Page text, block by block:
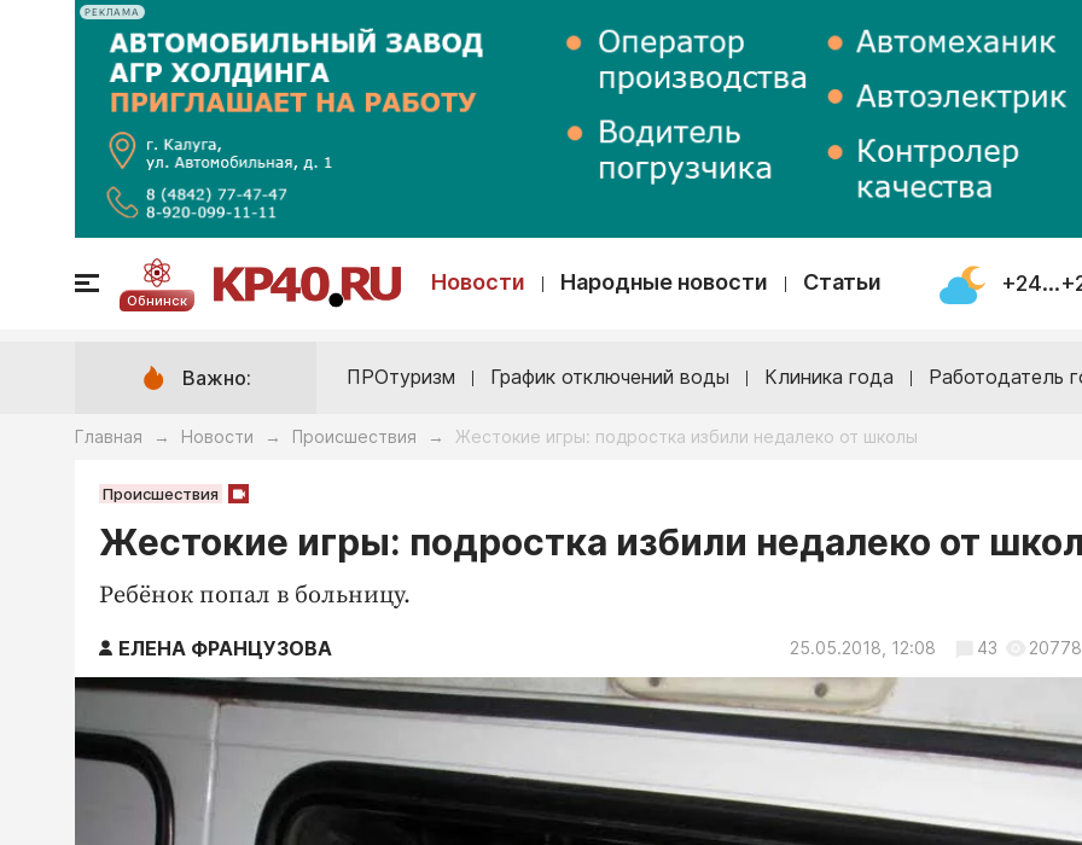
РЕКЛАМА
Обнинск
Новости Народные новости Статьи
Важно: ПРОтуризм График отключений воды Клиника года Работодатель
Главная → Новости → Происшествия → Жестокие игры: подростка избили недалеко от школы
Происшествия
Жестокие игры: подростка избили недалеко от
Ребёнок попал в больницу.
ЕЛЕНА ФРАНЦУЗОВА 25.05.2018, 12:08 43 20778